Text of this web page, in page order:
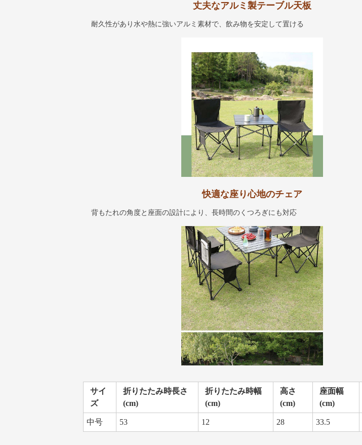
丈夫なアルミ製テーブル天板
耐久性があり水や熱に強いアルミ素材で、飲み物を安定して置ける
快適な座り心地のチェア
背もたれの角度と座面の設計により、長時間のくつろぎにも対応
サイ
ズ
折りたたみ時長さ
(cm)
折りたたみ時幅
(cm)
高さ
(cm)
座面幅
(cm)
中号 53 12 28 33.5